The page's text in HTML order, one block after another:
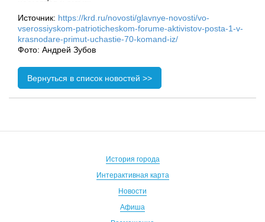
Источник: https://krd.ru/novosti/glavnye-novosti/vo-
vserossiyskom-patrioticheskom-forume-aktivistov-posta-1-v-
krasnodare-primut-uchastie-70-komand-iz/
Фото: Андрей Зубов
Вернуться в список новостей >>
История города
Интерактивная карта
Новости
Афиша